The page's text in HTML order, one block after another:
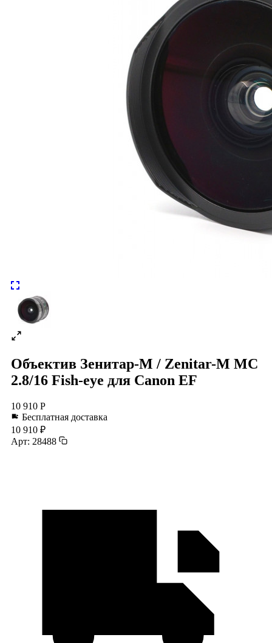
Объектив Зенитар-М / Zenitar-M MC
2.8/16 Fish-eye для Canon EF
10 910 Р
Бесплатная доставка
10 910 ₽
Арт: 28488